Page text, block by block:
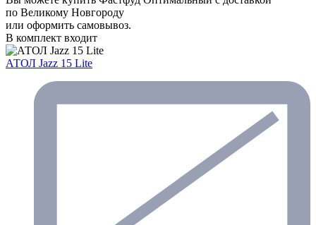
по Великому Новгороду
или оформить самовывоз.
В комплект входит
АТОЛ Jazz 15 Lite